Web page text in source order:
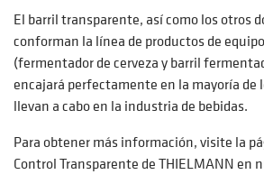
El barril transparente, así como los otros
conforman la línea de productos de
(fermentador de cerveza y barril
encajará perfectamente en la mayoría de
llevan a cabo en la industria de bebidas.
Para obtener más información, visite la
Control Transparente de THIELMANN en